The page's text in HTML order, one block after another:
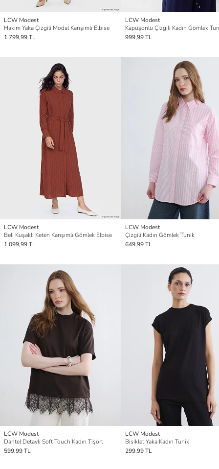
LCW Modest
Hakim Yaka Çizgili Modal Karışımlı Elbise
1.799,99 TL
LCW Modest
Kapüşonlu Çizgili Kadın Gömlek
999,99 TL
LCW Modest
Beli Kuşaklı Keten Karışımlı Gömlek Elbise
1.099,99 TL
LCW Modest
Çizgili Kadın Gömlek Tunik
649,99 TL
LCW Modest
Dantel Detaylı Soft Touch Kadın Tişört
599,99 TL
LCW Modest
Bisiklet Yaka Kadın Tunik
299,99 TL